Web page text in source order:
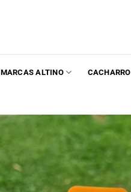
MARCAS ALTINO CACHARRO